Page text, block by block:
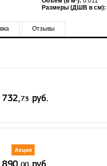
Размеры (ДШВ в см):
Отзывы
Акция